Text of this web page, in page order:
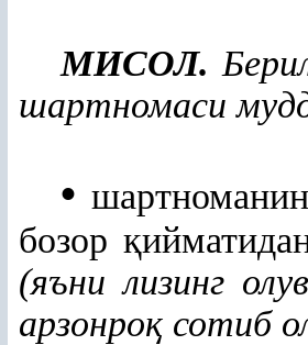
МИСОЛ.
шартномаси
•
бозор қ
(яъни лизинг
арзонроқ сотиб